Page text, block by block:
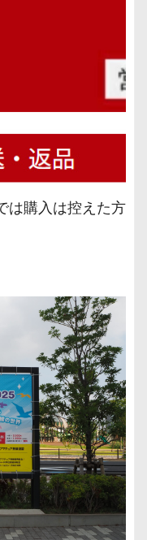
は購入は控えた方